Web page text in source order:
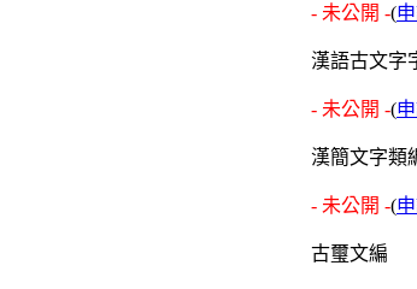
- 未公開 -(
漢語古文字
- 未公開 -(
漢簡文字類
- 未公開 -(
古璽文編